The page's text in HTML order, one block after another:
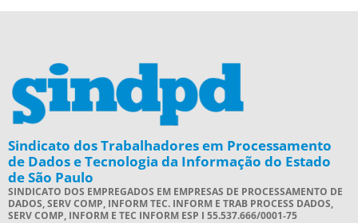
Sindicato dos Trabalhadores em Processamento
de Dados e Tecnologia da Informação do Estado
de São Paulo
SINDICATO DOS EMPREGADOS EM EMPRESAS DE PROCESSAMENTO DE
DADOS, SERV COMP, INFORM TEC. INFORM E TRAB PROCESS DADOS,
SERV COMP, INFORM E TEC INFORM ESP I 55.537.666/0001-75